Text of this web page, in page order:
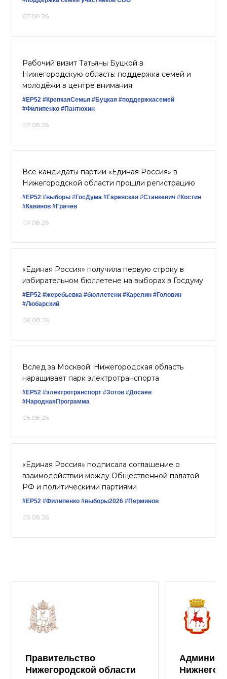
07.08.26
Рабочий визит Татьяны Буцкой в
Нижегородскую область: поддержка семей и
молодёжи в центре внимания
#ЕР52 #КрепкаяСемья #Буцкая #поддержкасемей
#Филипенко #Пантюхин
07.08.26
Все кандидаты партии «Единая Россия» в
Нижегородской области прошли регистрацию
#ЕР52 #выборы #ГосДума #Гаревская #Станкевич #Костин
#Кавинов #Грачев
07.08.26
«Единая Россия» получила первую строку в
избирательном бюллетене на выборах в Госдуму
#ЕР52 #жеребьевка #бюллетени #Карелин #Головин
#Любарский
06.08.26
Вслед за Москвой: Нижегородская область
наращивает парк электротранспорта
#ЕР52 #электротранспорт #Зотов #Досаев
#НароднаяПрограмма
05.08.26
«Единая Россия» подписала соглашение о
взаимодействии между Общественной палатой
РФ и политическими партиями
#ЕР52 #Филипенко #выборы2026 #Перминов
05.08.26
Правительство
Нижегородской области
Нижнего